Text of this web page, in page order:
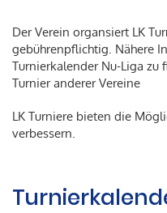
Der Verein organsiert LK
gebührenpflichtig. Nähere
Turnierkalender Nu-Liga zu
Turnier anderer Vereine
LK Turniere bieten die
verbessern.